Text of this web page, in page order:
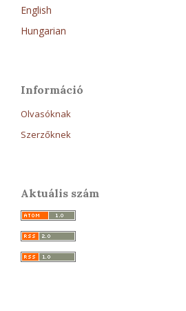
English
Hungarian
Információ
Olvasóknak
Szerzőknek
Aktuális szám